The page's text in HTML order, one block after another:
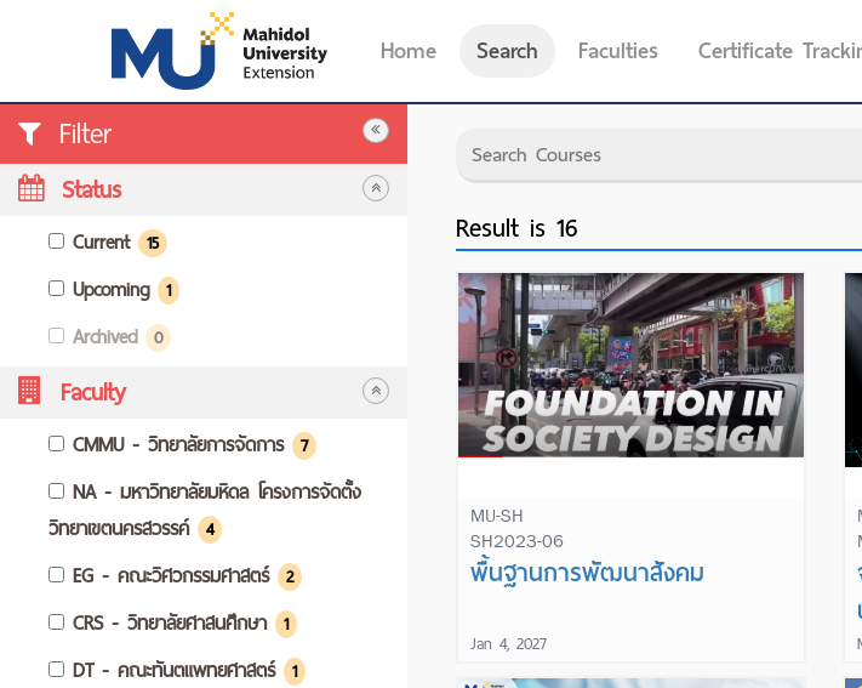
Home Search Faculties Certificate
Filter
Status
Current 15
Upcoming 1
Archived 0
Faculty
CMMU - วิทยาลัยการจัดการ 7
NA - มหาวิทยาลัยมหิดล โครงการจัดตั้ง
วิทยาเขตนครสวรรค์ 4
EG - คณะวิศวกรรมศาสตร์ 2
CRS - วิทยาลัยศาสนศึกษา 1
DT - คณะทันตแพทยศาสตร์ 1
Result is 16
Learn More
MU-SH
SH2023-06
พื้นฐานการพัฒนาสังคม
Jan 4, 2027
Learn More